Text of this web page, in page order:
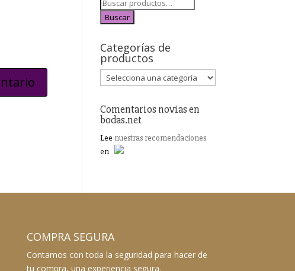
Buscar
Categorías de
productos
Comentarios novias en
bodas.net
Lee nuestras recomendaciones
en
COMPRA SEGURA
Contamos con toda la seguridad para hacer de
tu compra, una experiencia segura.